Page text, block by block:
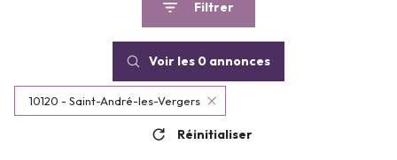
Filtrer
Voir les 0 annonces
10120 - Saint-André-les-Vergers
Réinitialiser